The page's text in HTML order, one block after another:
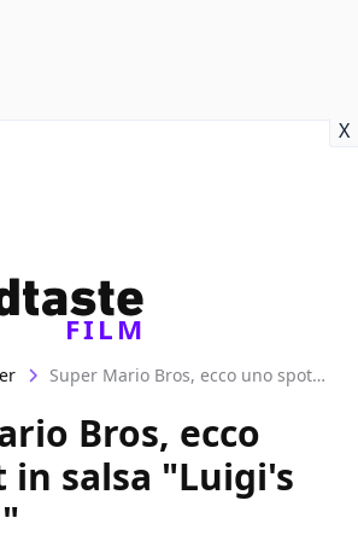
X
FILM
Super Mario Bros, ecco uno spot in salsa "Luigi's Mansion"
Bros, ecco
in salsa "Luigi's